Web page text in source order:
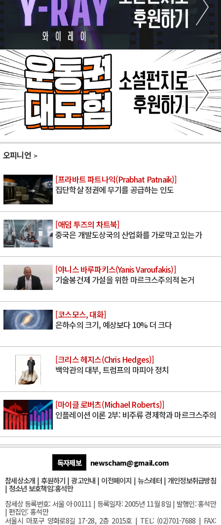
오피니언
[프라바트 파트나익(Prabhat Patnaik)]
집단학살 정권에 무기를 공급하는 인도
[애덤 투즈의 차트북]
중국은 개발도상국의 산업화를 가로막고 있는가
[야니스 바루파키스(Yanis Varoufakis)]
기술봉건제 가설을 위한 마르크스주의적 논거
[코스모스, 대화]
은하수의 크기, 예상보다 10% 더 크다
[크리스 헤지스(Chris Hedges)]
백악관의 대부, 트럼프의 마피아 정치
[마이클 로버츠(Michael Roberts)]
인플레이션 이론 2부: 비주류 경제학과 마르크스주의
독자제보
newscham@gmail.com
참세상소개 | 후원하기 |광고안내 | 이전페이지 | 뉴스레터| 개인정보취급방침
| 청소년 보호책임:홍석만
참세상 등록번호: 서울 아 00111 | 등록일자: 2005년 11월 8일 | 발행인: 홍석만
| 편집인: 홍석만
서울시 마포구 양화로8길 17-28, 2층 2015호| TEL: (02)701-7688 | FAX: